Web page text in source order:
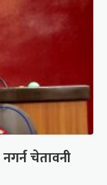
नगर्न चेतावनी